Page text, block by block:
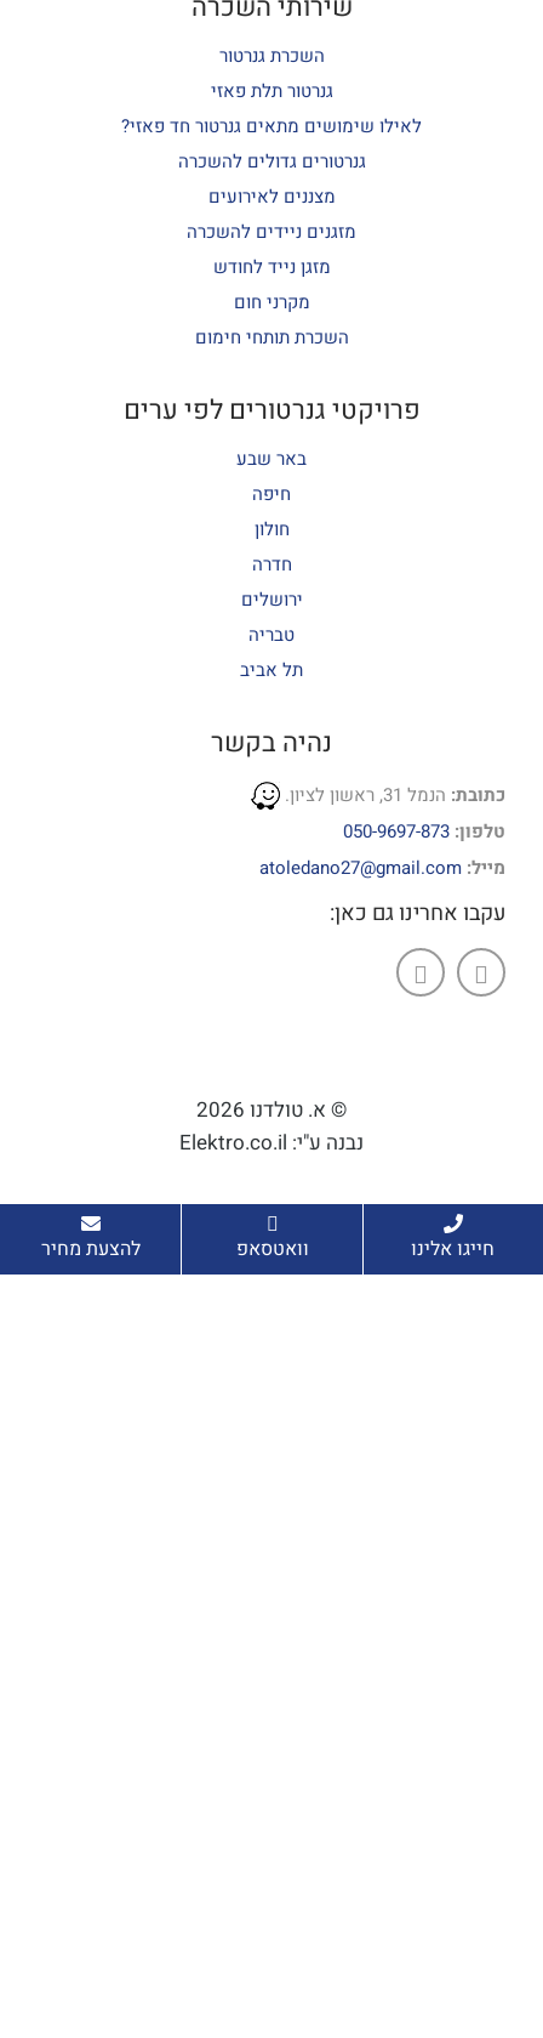
השכרת גנרטור
גנרטור תלת פאזי
לאילו שימושים מתאים גנרטור חד פאזי?
גנרטורים גדולים להשכרה
מצננים לאירועים
מזגנים ניידים להשכרה
מזגן נייד לחודש
מקרני חום
השכרת תותחי חימום
פרויקטי גנרטורים לפי ערים
באר שבע
חיפה
חולון
חדרה
ירושלים
טבריה
תל אביב
נהיה בקשר
כתובת: הנמל 31, ראשון לציון.
טלפון: 050-9697-873
מייל: atoledano27@gmail.com
עקבו אחרינו גם כאן:
© א. טולדנו 2026
נבנה ע"י: Elektro.co.il
חייגו אלינו וואטסאפ להצעת מחיר